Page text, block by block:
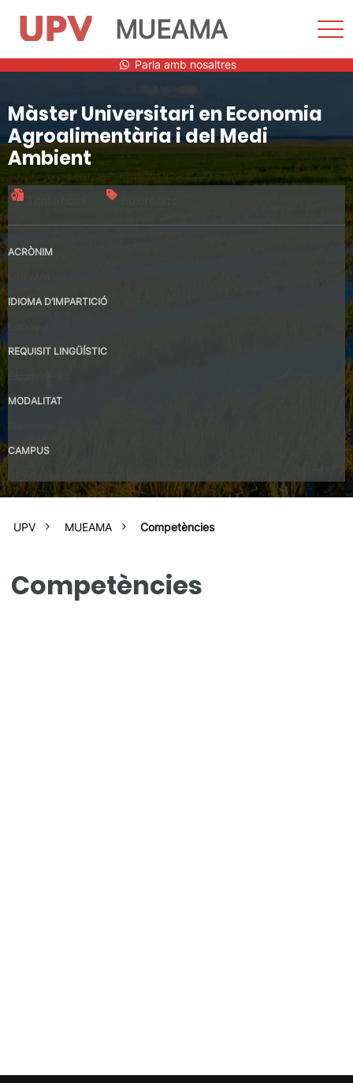
MUEAMA
Parla amb nosaltres
Màster Universitari en Economia
Agroalimentària i del Medi
Ambient
ACRÒNIM
IDIOMA D’IMPARTICIÓ
REQUISIT LINGÜÍSTIC
MODALITAT
CAMPUS
UPV MUEAMA Competències
Competències